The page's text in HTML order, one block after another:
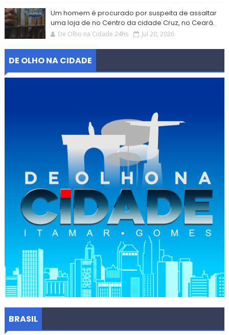
Um homem é procurado por suspeita de assaltar
uma loja de no Centro da cidade Cruz, no Ceará.
De Olho na Cidade 24hs Jul 20, 2026
DE OLHO NA CIDADE
BRASIL